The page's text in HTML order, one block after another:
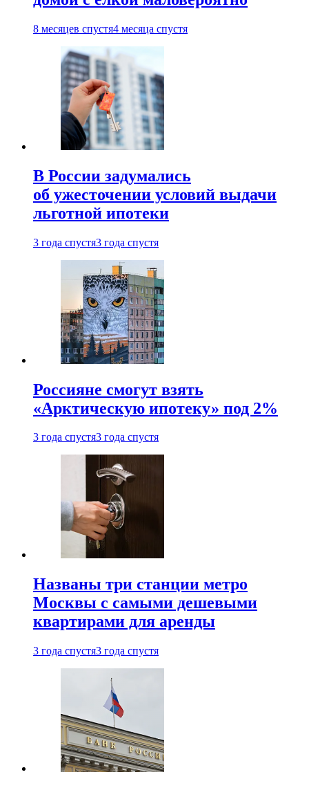
8 месяцев спустя4 месяца спустя
В России задумались
об ужесточении условий выдачи
льготной ипотеки
3 года спустя3 года спустя
Россияне смогут взять
«Арктическую ипотеку» под 2%
3 года спустя3 года спустя
Названы три станции метро
Москвы с самыми дешевыми
квартирами для аренды
3 года спустя3 года спустя